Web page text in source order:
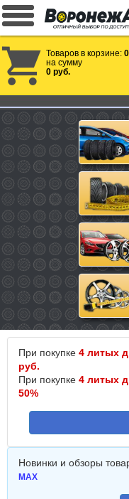
Товаров в корзине: 0
на сумму
0 руб.
При покупке 4 литых
руб.
При покупке 4 литых
50%
Новинки и обзоры
MAX